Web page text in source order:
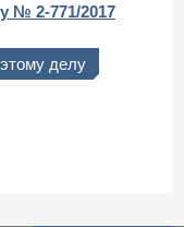
№ 2-771/2017
делу